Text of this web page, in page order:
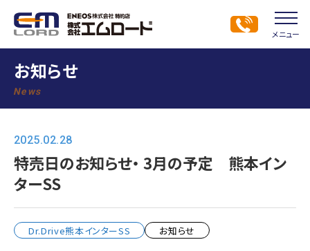
メニュー
お知らせ
News
2025.02.28
特売日のお知らせ・ 3月の予定 熊本イン
ターSS
Dr.Drive熊本インターSS お知らせ